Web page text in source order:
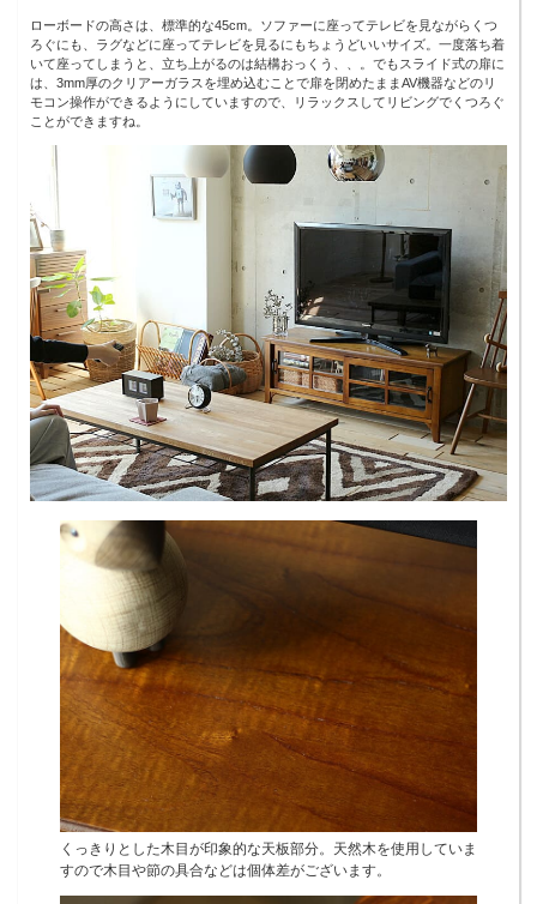
ローボードの高さは、標準的な45cm。ソファーに座ってテレビを見ながらくつ
ろぐにも、ラグなどに座ってテレビを見るにもちょうどいいサイズ。一度落ち着
いて座ってしまうと、立ち上がるのは結構おっくう、、。でもスライド式の扉に
は、3mm厚のクリアーガラスを埋め込むことで扉を閉めたままAV機器などのリ
モコン操作ができるようにしていますので、リラックスしてリビングでくつろぐ
ことができますね。
くっきりとした木目が印象的な天板部分。天然木を使用していま
すので木目や節の具合などは個体差がございます。